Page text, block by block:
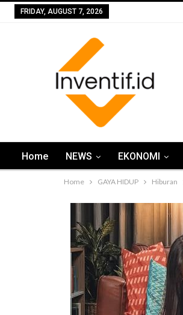
FRIDAY, AUGUST 7, 2026
Home NEWS EKONOMI
Home GAYA HIDUP Hiburan